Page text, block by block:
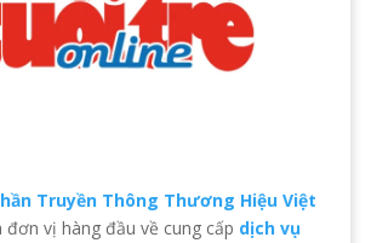
Truyền Thông Thương Hiệu Việt
vị hàng đầu về cung cấp dịch vụ